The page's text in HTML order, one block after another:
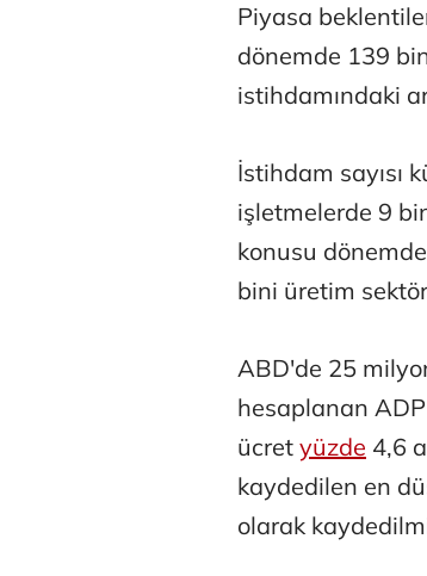
Piyasa
dönemde 139
istihdamındaki
İstihdam sayısı
işletmelerde 9
konusu
bini üretim
ABD'de 25
hesaplanan ADP
ücret yüzde 4,6
kaydedilen en
olarak